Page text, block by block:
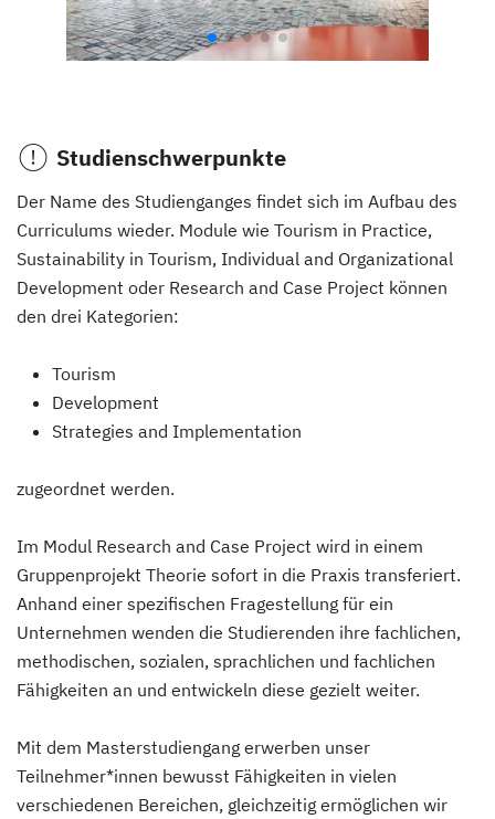
Studienschwerpunkte
Der Name des Studienganges findet sich im Aufbau des
Curriculums wieder. Module wie Tourism in Practice,
Sustainability in Tourism, Individual and Organizational
Development oder Research and Case Project können
den drei Kategorien:
Tourism
Development
Strategies and Implementation
zugeordnet werden.
Im Modul Research and Case Project wird in einem
Gruppenprojekt Theorie sofort in die Praxis transferiert.
Anhand einer spezifischen Fragestellung für ein
Unternehmen wenden die Studierenden ihre fachlichen,
methodischen, sozialen, sprachlichen und fachlichen
Fähigkeiten an und entwickeln diese gezielt weiter.
Mit dem Masterstudiengang erwerben unser
Teilnehmer*innen bewusst Fähigkeiten in vielen
verschiedenen Bereichen, gleichzeitig ermöglichen wir